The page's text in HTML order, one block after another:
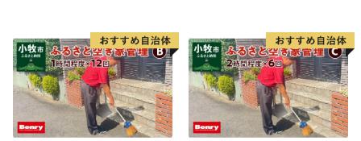
小牧味岡店 愛知県 小牧市
ック チラシ 回収 廃棄 提案
助言 愛知県 小牧市